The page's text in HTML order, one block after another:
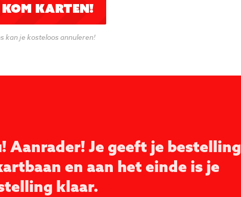
KOM KARTEN!
kan je kosteloos annuleren!
Aanrader! Je geeft je bestelling
en aan het einde is je
klaar.